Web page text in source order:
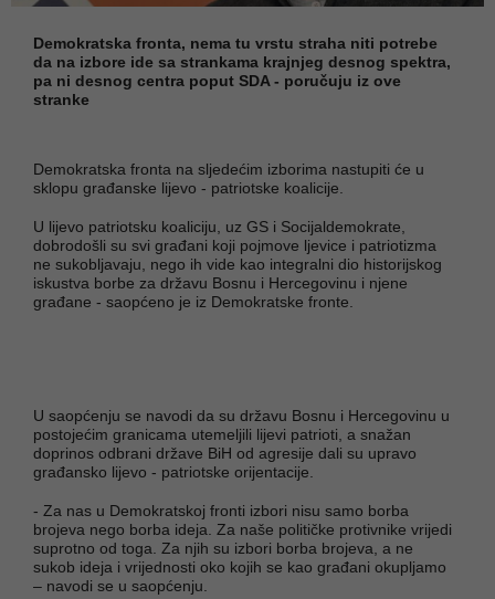
Demokratska fronta, nema tu vrstu straha niti potrebe
da na izbore ide sa strankama krajnjeg desnog spektra,
pa ni desnog centra poput SDA - poručuju iz ove
stranke
Demokratska fronta na sljedećim izborima nastupiti će u
sklopu građanske lijevo - patriotske koalicije.
U lijevo patriotsku koaliciju, uz GS i Socijaldemokrate,
dobrodošli su svi građani koji pojmove ljevice i patriotizma
ne sukobljavaju, nego ih vide kao integralni dio historijskog
iskustva borbe za državu Bosnu i Hercegovinu i njene
građane - saopćeno je iz Demokratske fronte.
U saopćenju se navodi da su državu Bosnu i Hercegovinu u
postojećim granicama utemeljili lijevi patrioti, a snažan
doprinos odbrani države BiH od agresije dali su upravo
građansko lijevo - patriotske orijentacije.
- Za nas u Demokratskoj fronti izbori nisu samo borba
brojeva nego borba ideja. Za naše političke protivnike vrijedi
suprotno od toga. Za njih su izbori borba brojeva, a ne
sukob ideja i vrijednosti oko kojih se kao građani okupljamo
– navodi se u saopćenju.